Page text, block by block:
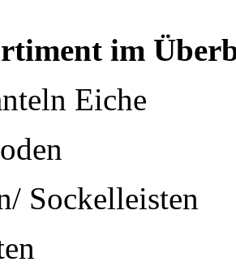
im
Eiche
Sockelleisten